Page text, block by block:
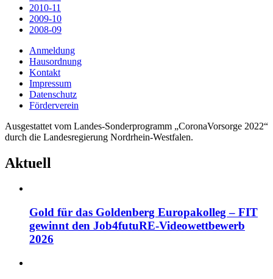
2010-11
2009-10
2008-09
Anmeldung
Hausordnung
Kontakt
Impressum
Datenschutz
Förderverein
Ausgestattet vom Landes-Sonderprogramm „CoronaVorsorge 2022“
durch die Landesregierung Nordrhein-Westfalen.
Aktuell
Gold für das Goldenberg Europakolleg – FIT
gewinnt den Job4futuRE-Videowettbewerb
2026